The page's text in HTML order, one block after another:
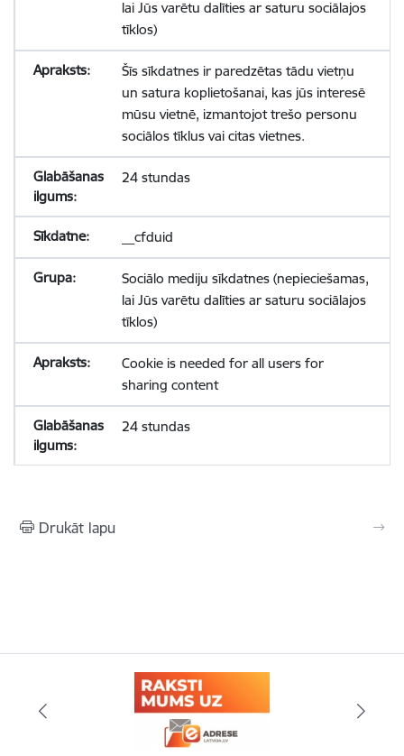
lai Jūs varētu dalīties ar saturu sociālajos
tīklos)
Šīs sīkdatnes ir paredzētas tādu vietņu
un satura koplietošanai, kas jūs interesē
mūsu vietnē, izmantojot trešo personu
sociālos tīklus vai citas vietnes.
24 stundas
__cfduid
Sociālo mediju sīkdatnes (nepieciešamas,
lai Jūs varētu dalīties ar saturu sociālajos
tīklos)
Cookie is needed for all users for
sharing content
24 stundas
Drukāt lapu